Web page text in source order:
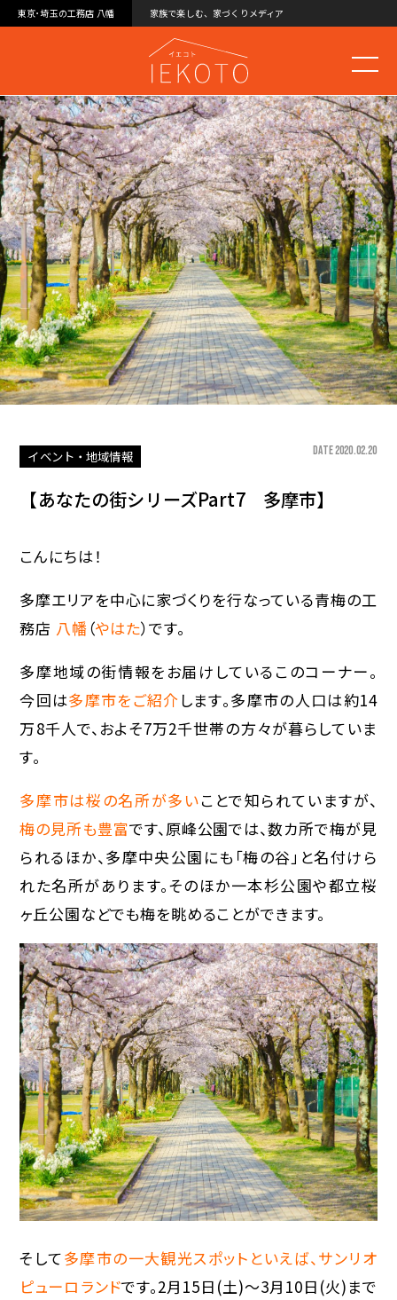
東京･埼玉の工務店 八幡 家族で楽しむ、家づくりメディア
イベント・地域情報 DATE 2020.02.20
【あなたの街シリーズPart7 多摩市】
こんにちは！
多摩エリアを中心に家づくりを行なっている青梅の工
務店 八幡（やはた）です。
多摩地域の街情報をお届けしているこのコーナー。
今回は多摩市をご紹介 します。多摩市の人口は約14
万8千人で、およそ7万2千世帯の方々が暮らしていま
す。
多摩市は桜の名所が多いことで知られていますが、
梅の見所も豊富です、原峰公園では、数カ所で梅が見
られるほか、多摩中央公園にも「梅の谷」と名付けら
れた名所があります。そのほか一本杉公園や都立桜
ヶ丘公園などでも梅を眺めることができます。
そして多摩市の一大観光スポットといえば、サンリオ
ピューロランドです。2月15日(土)〜3月10日(火)まで